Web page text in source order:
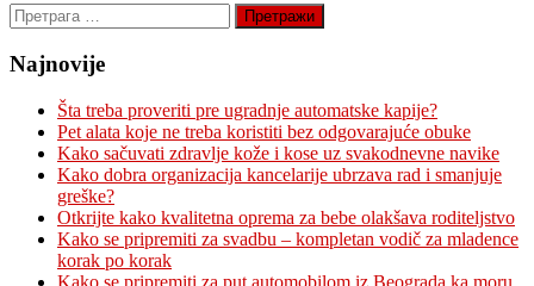
Претрага
за:
Najnovije
Šta treba proveriti pre ugradnje automatske kapije?
Pet alata koje ne treba koristiti bez odgovarajuće obuke
Kako sačuvati zdravlje kože i kose uz svakodnevne navike
Kako dobra organizacija kancelarije ubrzava rad i smanjuje
greške?
Otkrijte kako kvalitetna oprema za bebe olakšava roditeljstvo
Kako se pripremiti za svadbu – kompletan vodič za mladence
korak po korak
Kako se pripremiti za put automobilom iz Beograda ka moru